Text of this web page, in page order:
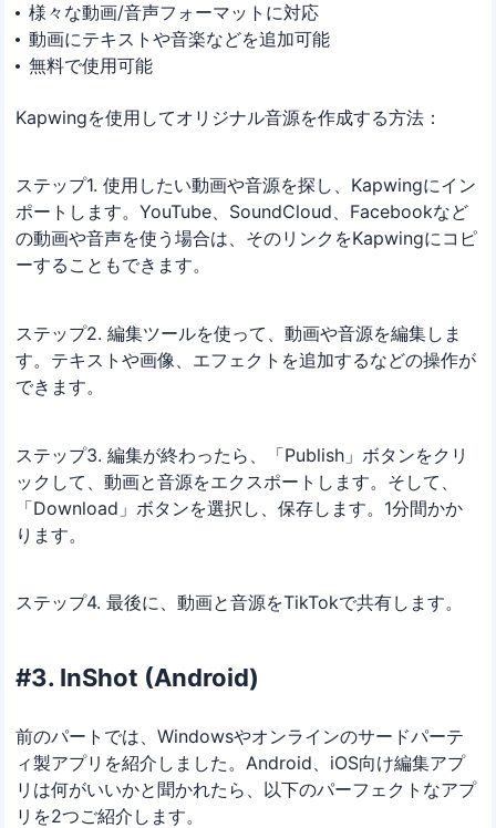
様々な動画/音声フォーマットに対応
動画にテキストや音楽などを追加可能
無料で使用可能
Kapwingを使用してオリジナル音源を作成する方法：
ステップ1. 使用したい動画や音源を探し、Kapwingにイン
ポートします。YouTube、SoundCloud、Facebookなど
の動画や音声を使う場合は、そのリンクをKapwingにコピ
ーすることもできます。
ステップ2. 編集ツールを使って、動画や音源を編集しま
す。テキストや画像、エフェクトを追加するなどの操作が
できます。
ステップ3. 編集が終わったら、「Publish」ボタンをクリ
ックして、動画と音源をエクスポートします。そして、
「Download」ボタンを選択し、保存します。1分間かか
ります。
ステップ4. 最後に、動画と音源をTikTokで共有します。
#3. InShot (Android)
前のパートでは、Windowsやオンラインのサードパーテ
ィ製アプリを紹介しました。Android、iOS向け編集アプ
リは何がいいかと聞かれたら、以下のパーフェクトなアプ
リを2つご紹介します。